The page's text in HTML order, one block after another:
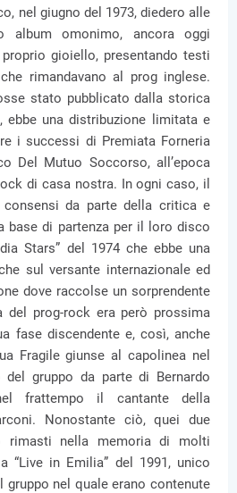
nel giugno del 1973, diedero alle
omonimo, ancora oggi
gioiello, presentando testi
rimandavano al prog inglese.
stato pubblicato dalla storica
ebbe una distribuzione limitata e
i successi di Premiata Forneria
Del Mutuo Soccorso, all’epoca
di casa nostra. In ogni caso, il
da parte della critica e
base di partenza per il loro disco
Stars” del 1974 che ebbe una
sul versante internazionale ed
dove raccolse un sorprendente
del prog-rock era però prossima
fase discendente e, così, anche
Fragile giunse al capolinea nel
del gruppo da parte di Bernardo
frattempo il cantante della
Nonostante ciò, quei due
rimasti nella memoria di molti
“Live in Emilia” del 1991, unico
gruppo nel quale erano contenute